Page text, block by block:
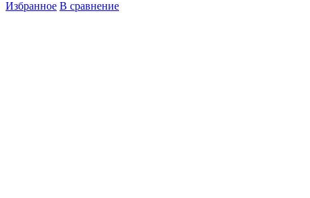
Избранное В сравнение